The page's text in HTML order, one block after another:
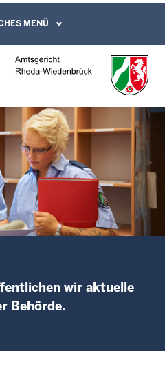
Wiedenbrück:
MENÜ
wir aktuelle
Behörde.